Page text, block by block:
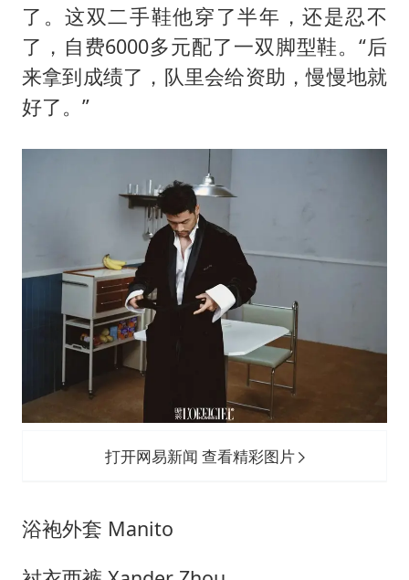
了。这双二手鞋他穿了半年，还是忍不
了，自费6000多元配了一双脚型鞋。“后
来拿到成绩了，队里会给资助，慢慢地就
好了。”
打开网易新闻 查看精彩图片
浴袍外套 Manito